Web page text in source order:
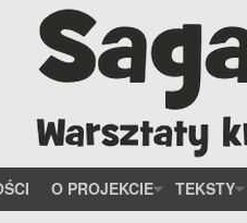
O PROJEKCIE TEKSTY